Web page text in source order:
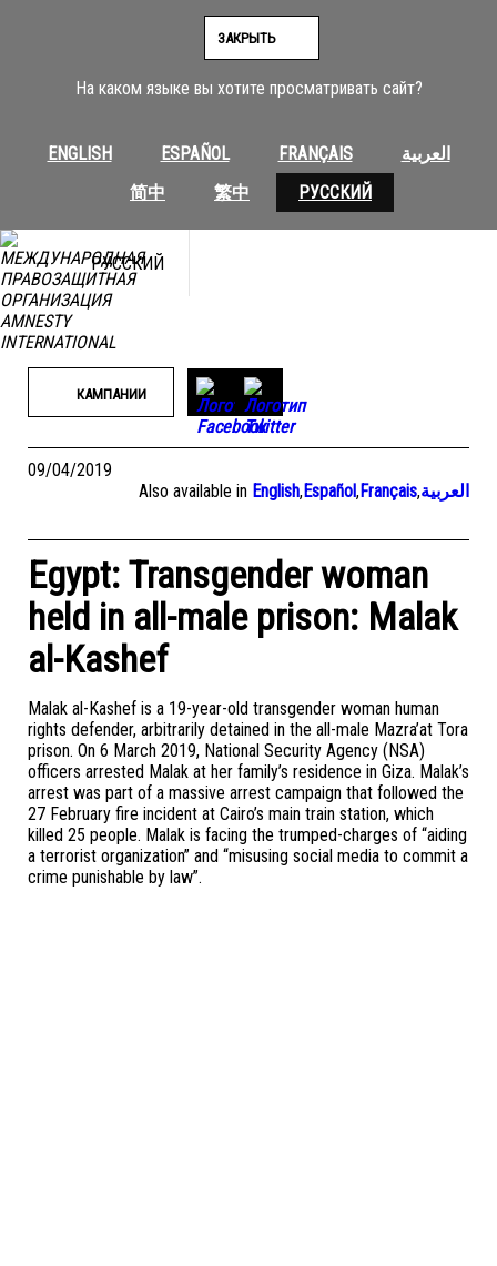
На каком языке вы хотите просматривать сайт?
ENGLISH ESPAÑOL FRANÇAIS
العربية
简中
繁中 РУССКИЙ
ЗАКРЫТЬ
РУССКИЙ
КАМПАНИИ
09/04/2019
Also available in English,Español,Français,العربية
Egypt: Transgender woman
held in all-male prison: Malak
al-Kashef
Malak al-Kashef is a 19-year-old transgender woman human
rights defender, arbitrarily detained in the all-male Mazra’at Tora
prison. On 6 March 2019, National Security Agency (NSA)
officers arrested Malak at her family’s residence in Giza. Malak’s
arrest was part of a massive arrest campaign that followed the
27 February fire incident at Cairo’s main train station, which
killed 25 people. Malak is facing the trumped-charges of “aiding
a terrorist organization” and “misusing social media to commit a
crime punishable by law”.